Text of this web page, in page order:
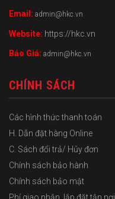
Email: admin@hkc.vn
Website: https://hkc.vn
Báo Giá: admin@hkc.vn
CHÍNH SÁCH
Các hình thức thanh toán
H. Dẫn đặt hàng Online
C. Sách đổi trả/ Hủy đơn
Chính sách bảo hành
Chính sách bảo mật